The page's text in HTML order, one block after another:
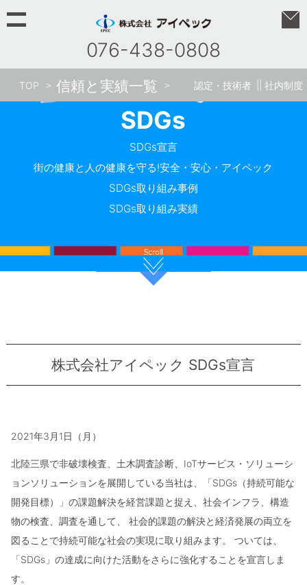
076-438-0808
TOP 信頼と実績一覧 認定・技術者 社内制度
SDGs
SDGs宣言
街の健康と人の健康を守る!安全・安心・アイペック
SDGs取り組み事例
SDGs取り組み実績
株式会社アイペック SDGs宣言
2021年3月1日（月）
北陸三県で非破壊検査、土木調査診断、IoTサービス・ソリューシ
ョンソリューションを展開している当社は、「SDGs（持続可能な
開発目標）」の課題解決を経営課題と捉え、社会インフラ、構造
物の検査、調査を通して、 社会的課題の解決と経済発展の両立を
図ることで持続可能な社会の実現に取り組みます。 ついては、
「SDGs」の達成に向けた活動をさらに強化することを宣言しま
す。